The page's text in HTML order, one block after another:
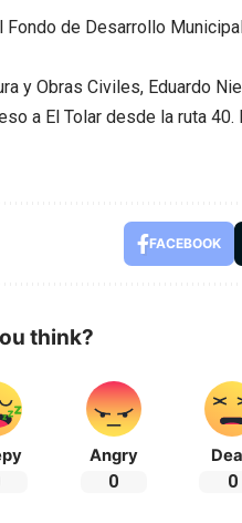
de Desarrollo
y Obras Civiles, Eduardo
a El Tolar desde la ruta
FACEBOOK
think?
Angry
0 0